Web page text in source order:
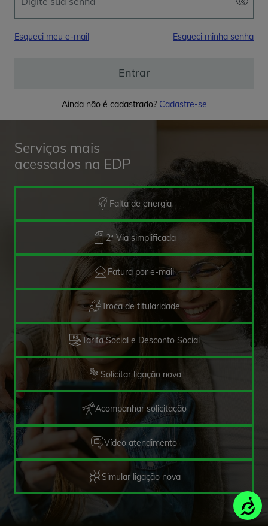
Serviços mais
acessados na EDP
Falta de energia
2ª Via simplificada
Fatura por e-mail
Troca de titularidade
Tarifa Social e Desconto Social
Solicitar ligação nova
Acompanhar solicitação
Vídeo atendimento
Simular ligação nova
Esqueci meu e-mail Esqueci minha senha
Entrar
Ainda não é cadastrado? Cadastre-se